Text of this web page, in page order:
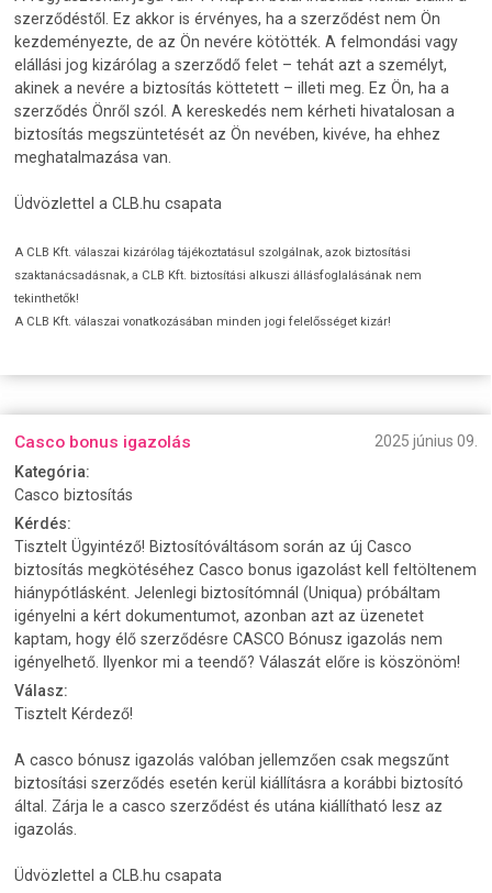
szerződéstől. Ez akkor is érvényes, ha a szerződést nem Ön
kezdeményezte, de az Ön nevére kötötték. A felmondási vagy
elállási jog kizárólag a szerződő felet – tehát azt a személyt,
akinek a nevére a biztosítás köttetett – illeti meg. Ez Ön, ha a
szerződés Önről szól. A kereskedés nem kérheti hivatalosan a
biztosítás megszüntetését az Ön nevében, kivéve, ha ehhez
meghatalmazása van.
Üdvözlettel a CLB.hu csapata
A CLB Kft. válaszai kizárólag tájékoztatásul szolgálnak, azok biztosítási
szaktanácsadásnak, a CLB Kft. biztosítási alkuszi állásfoglalásának nem
tekinthetők!
A CLB Kft. válaszai vonatkozásában minden jogi felelősséget kizár!
Casco bonus igazolás
2025 június 09.
Kategória:
Casco biztosítás
Kérdés:
Tisztelt Ügyintéző! Biztosítóváltásom során az új Casco
biztosítás megkötéséhez Casco bonus igazolást kell feltöltenem
hiánypótlásként. Jelenlegi biztosítómnál (Uniqua) próbáltam
igényelni a kért dokumentumot, azonban azt az üzenetet
kaptam, hogy élő szerződésre CASCO Bónusz igazolás nem
igényelhető. Ilyenkor mi a teendő? Válaszát előre is köszönöm!
Válasz:
Tisztelt Kérdező!
A casco bónusz igazolás valóban jellemzően csak megszűnt
biztosítási szerződés esetén kerül kiállításra a korábbi biztosító
által. Zárja le a casco szerződést és utána kiállítható lesz az
igazolás.
Üdvözlettel a CLB.hu csapata